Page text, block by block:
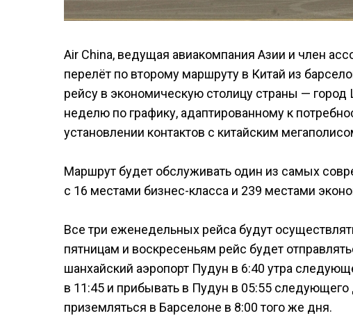
Air China, ведущая авиакомпания Азии и член
перелёт по второму маршруту в Китай из
рейсу в экономическую столицу страны —
неделю по графику, адаптированному к
установлении контактов с китайским
Маршрут будет обслуживать один из самых
с 16 местами бизнес-класса и 239 местами
Все три еженедельных рейса будут
пятницам и воскресеньям рейс будет
шанхайский аэропорт Пудун в 6:40 утра
в 11:45 и прибывать в Пудун в 05:55
приземляться в Барселоне в 8:00 того же дня.